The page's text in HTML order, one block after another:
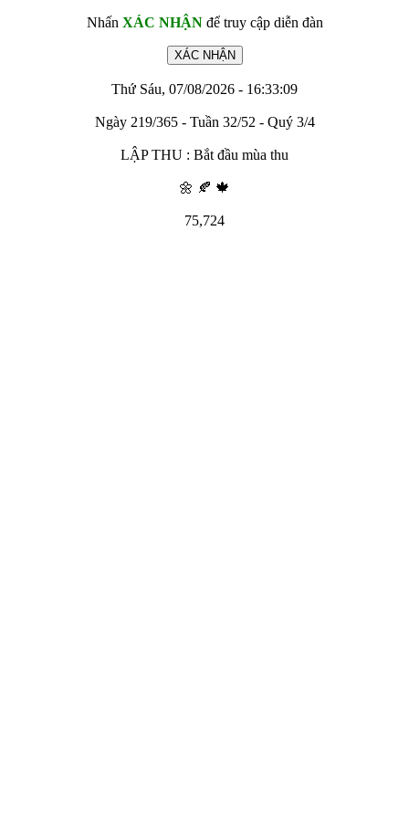
Nhấn XÁC NHẬNđể truy cập diễn đàn
Thứ Sáu, 07/08/2026 - 16:33:09
Ngày 219/365 - Tuần 32/52 - Quý 3/4
LẬP THU : Bắt đầu mùa thu
🌼 🍂 🍁
75,724